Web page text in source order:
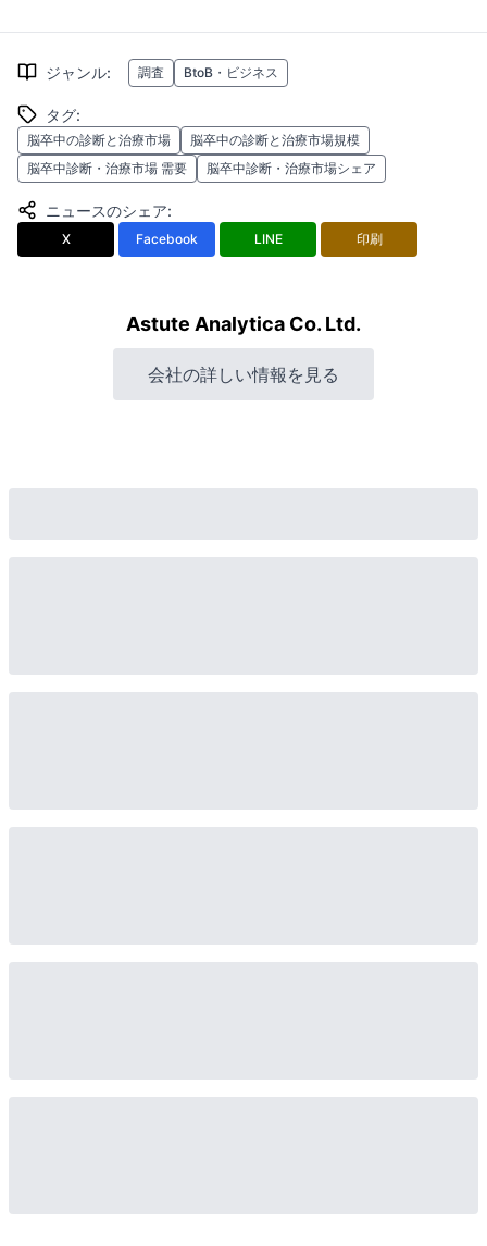
ジャンル: 調査 BtoB・ビジネス
タグ:
脳卒中の診断と治療市場
脳卒中の診断と治療市場規模
脳卒中診断・治療市場 需要
脳卒中診断・治療市場シェア
ニュースのシェア:
X Facebook LINE 印刷
Astute Analytica Co. Ltd.
会社の詳しい情報を見る